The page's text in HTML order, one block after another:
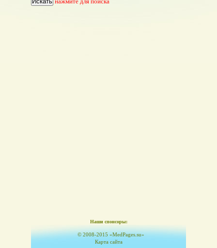
Наши спонсоры:
© 2008-2015 «MedPages.su»
Карта сайта